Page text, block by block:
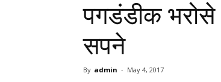
पगडंडीक
सपने
By admin - May 4, 2017